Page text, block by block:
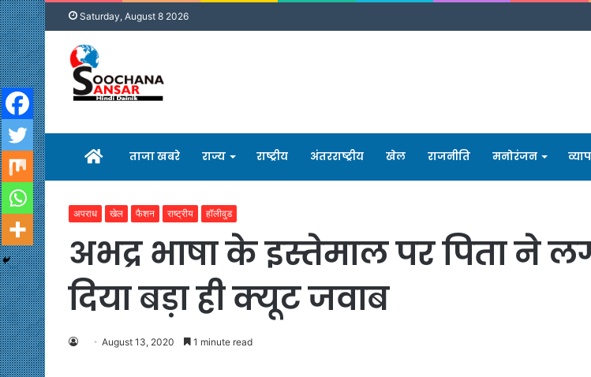
Saturday, August 8 2026
होम ताजा खबरे राज्य राष्ट्रीय अंतरराष्ट्रीय खेल राजनीति मनोरंजन
अपराध खेल फैशन राष्ट्रीय हॉलीवुड
अभद्र भाषा के इस्तेमाल पर पिता ने
दिया बड़ा ही क्यूट जवाब
August 13, 2020 1 minute read